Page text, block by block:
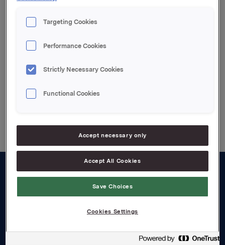
Tilbudsprisen er SEK 187 pr. aksje. De øvrige vilkår for
tilbudet fremgår av tilbudsdokumentet.
Attachments
Targeting Cookies
Performance Cookies
Strictly Necessary Cookies
Functional Cookies
Accept necessary only
Accept All Cookies
Save Choices
Cookies Settings